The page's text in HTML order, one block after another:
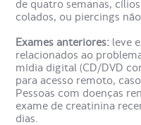
Bacia?
O exame de ressonância
identificar possíveis
bacia. É uma ferramenta
avaliação de condições
e doenças
de quatro semanas,
colados, ou piercings
Exames anteriores: leve
relacionados ao
mídia digital (CD/DVD
para acesso remoto,
Pessoas com doenças
exame de creatinina
dias.